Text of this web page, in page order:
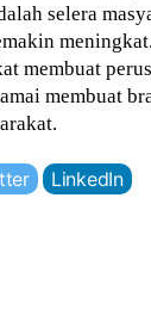
selera
membuat
membuat
LinkedIn